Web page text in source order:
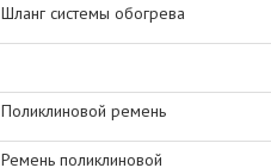
Шланг системы обогрева
Поликлиновой ремень
Ремень поликлиновой